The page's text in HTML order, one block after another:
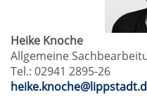
Heike Knoche
Allgemeine
Tel.: 02941 2895-26